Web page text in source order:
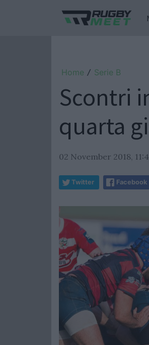
Home / Serie B
Scontri
quarta
02 November 2018,
Twitter Facebook